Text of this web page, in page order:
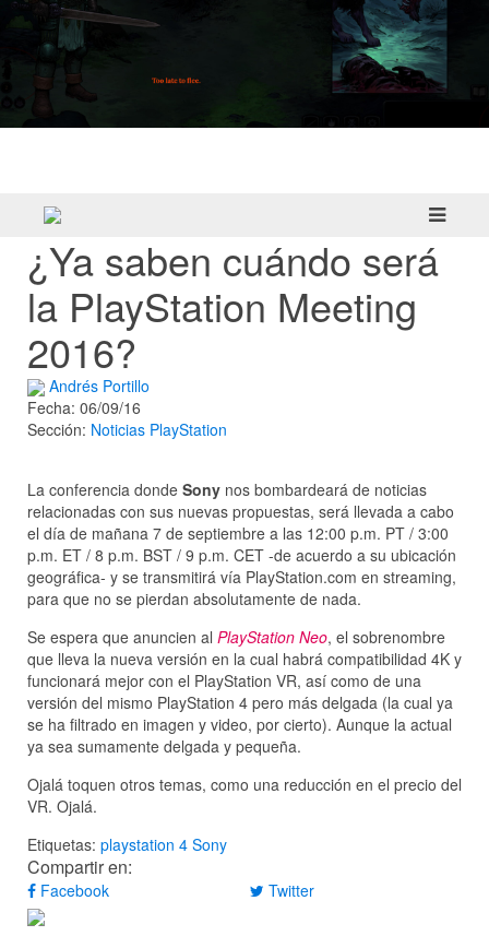
¿Ya saben cuándo será
la PlayStation Meeting
2016?
Andrés Portillo
Fecha: 06/09/16
Sección: Noticias PlayStation
La conferencia donde Sony nos bombardeará de noticias
relacionadas con sus nuevas propuestas, será llevada a cabo
el día de mañana 7 de septiembre a las 12:00 p.m. PT / 3:00
p.m. ET / 8 p.m. BST / 9 p.m. CET -de acuerdo a su ubicación
geográfica- y se transmitirá vía PlayStation.com en streaming,
para que no se pierdan absolutamente de nada.
Se espera que anuncien al PlayStation Neo, el sobrenombre
que lleva la nueva versión en la cual habrá compatibilidad 4K y
funcionará mejor con el PlayStation VR, así como de una
versión del mismo PlayStation 4 pero más delgada (la cual ya
se ha filtrado en imagen y video, por cierto). Aunque la actual
ya sea sumamente delgada y pequeña.
Ojalá toquen otros temas, como una reducción en el precio del
VR. Ojalá.
Etiquetas: playstation 4 Sony
Compartir en:
Facebook Twitter